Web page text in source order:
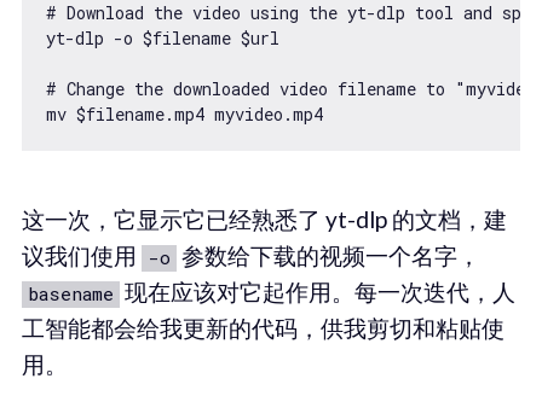
# Download the video using the yt-dlp tool and
yt-dlp -o $filename $url
# Change the downloaded video filename to
mv $filename.mp4 myvideo.mp4
这一次，它显示它已经熟悉了 yt-dlp 的文档，建
议我们使用
-o 参数给下载的视频一个名字，
basename 现在应该对它起作用。每一次迭代，人
工智能都会给我更新的代码，供我剪切和粘贴使
用。